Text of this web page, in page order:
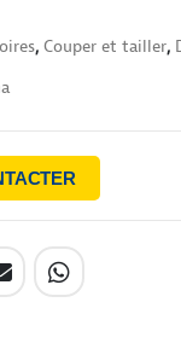
, Couper et tailler,